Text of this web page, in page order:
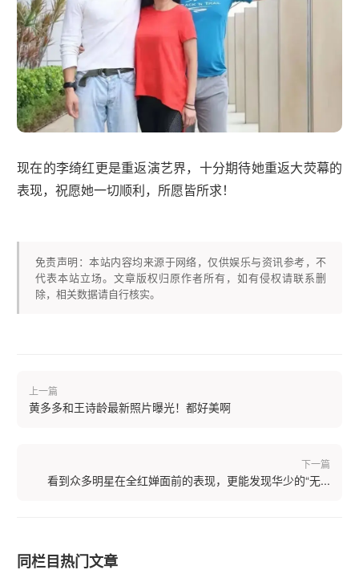
现在的李绮红更是重返演艺界，十分期待她重返大荧幕的
表现，祝愿她一切顺利，所愿皆所求！
免责声明：本站内容均来源于网络，仅供娱乐与资讯参考，不
代表本站立场。文章版权归原作者所有，如有侵权请联系删
除，相关数据请自行核实。
上一篇
黄多多和王诗龄最新照片曝光！都好美啊
下一篇
看到众多明星在全红婵面前的表现，更能发现华少的“无...
同栏目热门文章